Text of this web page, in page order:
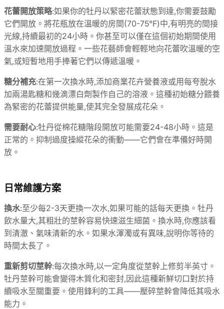
花蕾開放策略:如果你的牡丹以緊密花蕾狀態到達,你需要鼓勵
它們開放。將花瓶放在溫暖的房間(70-75°F)中,有明亮的間接
光線,持續最初的24小時。你甚至可以僅在這個初始期間使用
溫水來加速開放過程。一些花藝師會輕輕地向花蕾吹溫暖的空
氣,或短暫地用手捧著它們以傳遞溫暖。
糖分補充:在第一次換水時,添加商業花卉營養液或用每夸脫水
加兩湯匙糖和幾滴漂白劑製作自己的溶液。這種初始糖分餵養
為緊密的花蕾提供能量,使其完全發展成花朵。
需要耐心:牡丹從棉花糖階段開放可能需要24-48小時。這是
正常的。抑制過度操縱花朵的衝動——它們會在準備好時開
放。
日常維護方案
換水:至少每2-3天更換一次水,如果可能的話每天更換。牡丹
飲水量大,其粗壯的莖幹容易快速滋生細菌。換水時,你應該看
到清澈、氣味清新的水。如果水渾濁或有異味,說明你等待的
時間太長了。
重新剪切莖幹:每次換水時,以一定角度從莖幹上修剪半英寸。
牡丹莖幹可能會變得木質化和密封,因此這種新鮮切口對於持
續吸水至關重要。使用鋒利的工具——壓碎莖幹會降低其吸水
能力。